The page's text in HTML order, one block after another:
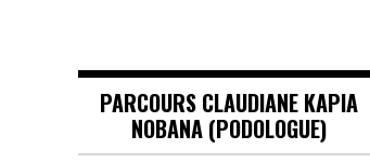
PARCOURS CLAUDIANE KAPIA
NOBANA (PODOLOGUE)